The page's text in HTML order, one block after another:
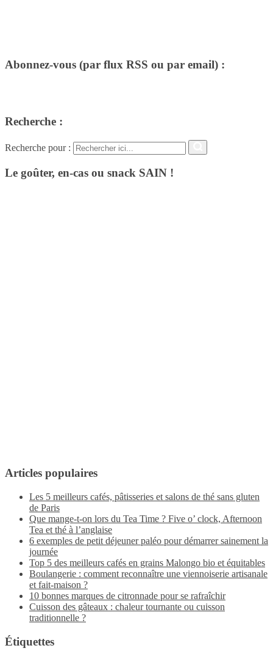
Abonnez-vous (par flux RSS ou par email) :
Recherche :
Recherche pour :
Le goûter, en-cas ou snack SAIN !
Articles populaires
Les 5 meilleurs cafés, pâtisseries et salons de thé sans gluten
de Paris
Que mange-t-on lors du Tea Time ? Five o’ clock, Afternoon
Tea et thé à l’anglaise
6 exemples de petit déjeuner paléo pour démarrer sainement la
journée
Top 5 des meilleurs cafés en grains Malongo bio et équitables
Boulangerie : comment reconnaître une viennoiserie artisanale
et fait-maison ?
10 bonnes marques de citronnade pour se rafraîchir
Cuisson des gâteaux : chaleur tournante ou cuisson
traditionnelle ?
Étiquettes